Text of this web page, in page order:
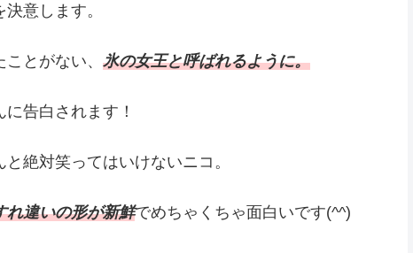
意します。
とがない、 氷の女王と呼ばれるように。
告白されます！
絶対笑ってはいけないニコ。
れ違いの形が新鮮でめちゃくちゃ面白いです(^^)